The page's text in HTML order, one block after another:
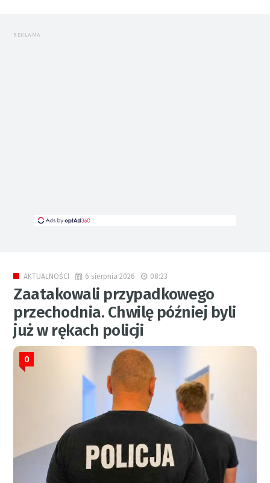
REKLAMA
AKTUALNOŚCI 6 sierpnia 2026 08:23
Zaatakowali przypadkowego
przechodnia. Chwilę później byli
już w rękach policji
0